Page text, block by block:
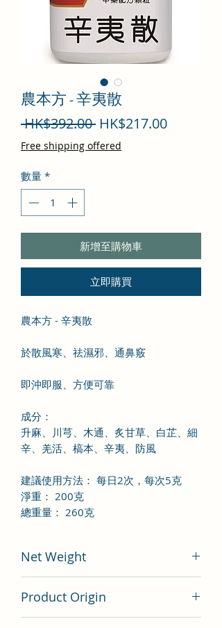
農本方 - 辛夷散
HK$392.00 一
般
HK$217.00促
Free shipping offered
數量 *
新增至購物車
立即購買
農本方 - 辛夷散
於散風寒、祛濕邪、通鼻竅
即沖即服、方便可靠
成分：
升麻、川芎、木通、炙甘草、白芷、細
辛、羌活、槁本、辛夷、防風
建議使用方法： 每日2次，每次5克
淨重： 200克
總重量： 260克
Net Weight
Product Origin